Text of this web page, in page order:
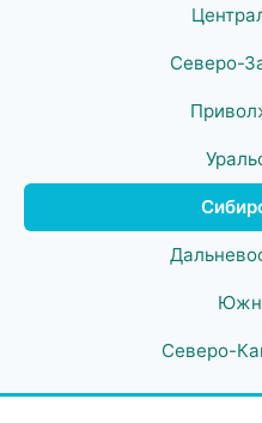
Северо-
Северо-